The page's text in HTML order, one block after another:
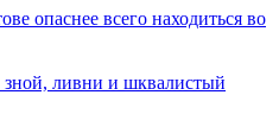
опаснее всего находиться во
зной, ливни и шквалистый